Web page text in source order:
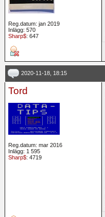
Reg.datum: jan 2019
Inlägg: 570
Sharp$: 647
2020-11-18, 18:15
Tord
Reg.datum: mar 2016
Inlägg: 1 595
Sharp$: 4719